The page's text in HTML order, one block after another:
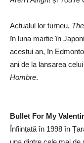
Actualul lor turneu,
în luna martie în
acestui an, în
ani de la lansarea
Hombre.
Bullet For My
Înființată în 1998 în